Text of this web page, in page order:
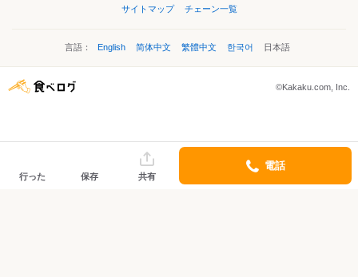
サイトマップ
チェーン一覧
言語： English 简体中文 繁體中文 한국어 日本語
©Kakaku.com, Inc.
行った 保存 共有
電話